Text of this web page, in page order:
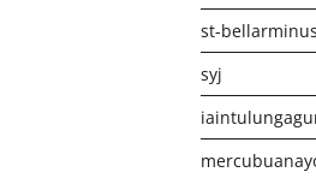
st-bellarminus
syj